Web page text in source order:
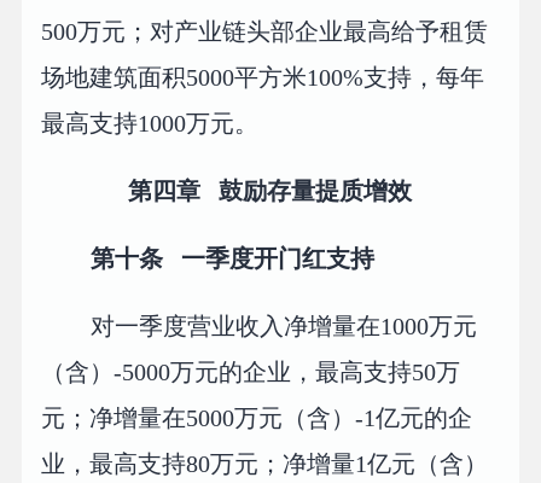
500万元；对产业链头部企业最高给予租赁
场地建筑面积5000平方米100%支持，每年
最高支持1000万元。
第四章 鼓励存量提质增效
第十条 一季度开门红支持
对一季度营业收入净增量在1000万元
（含）-5000万元的企业，最高支持50万
元；净增量在5000万元（含）-1亿元的企
业，最高支持80万元；净增量1亿元（含）